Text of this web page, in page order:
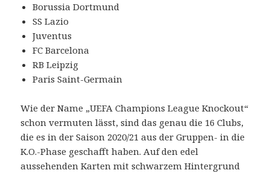
Borussia Dortmund
SS Lazio
Juventus
FC Barcelona
RB Leipzig
Paris Saint-Germain
Wie der Name „UEFA Champions League Knockout“
schon vermuten lässt, sind das genau die 16 Clubs,
die es in der Saison 2020/21 aus der Gruppen- in die
K.O.-Phase geschafft haben. Auf den edel
aussehenden Karten mit schwarzem Hintergrund